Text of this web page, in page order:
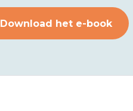
Download het e-book